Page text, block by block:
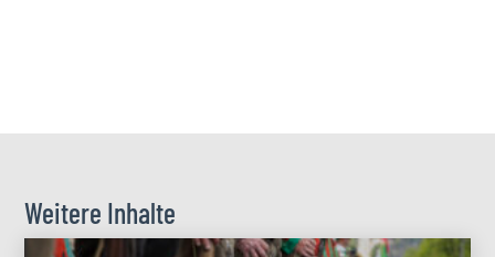
Weitere Inhalte